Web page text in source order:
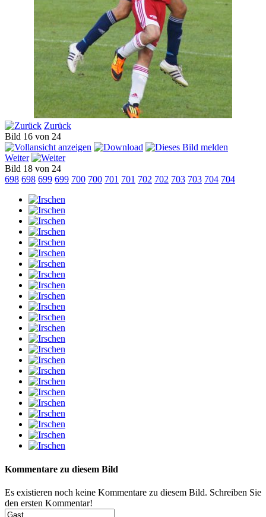
Zurück
Bild 16 von 24
Weiter
Bild 18 von 24
698 698 699 699 700 700 701 701 702 702 703 703 704 704
Kommentare zu diesem Bild
Es existieren noch keine Kommentare zu diesem Bild. Schreiben Sie
den ersten Kommentar!